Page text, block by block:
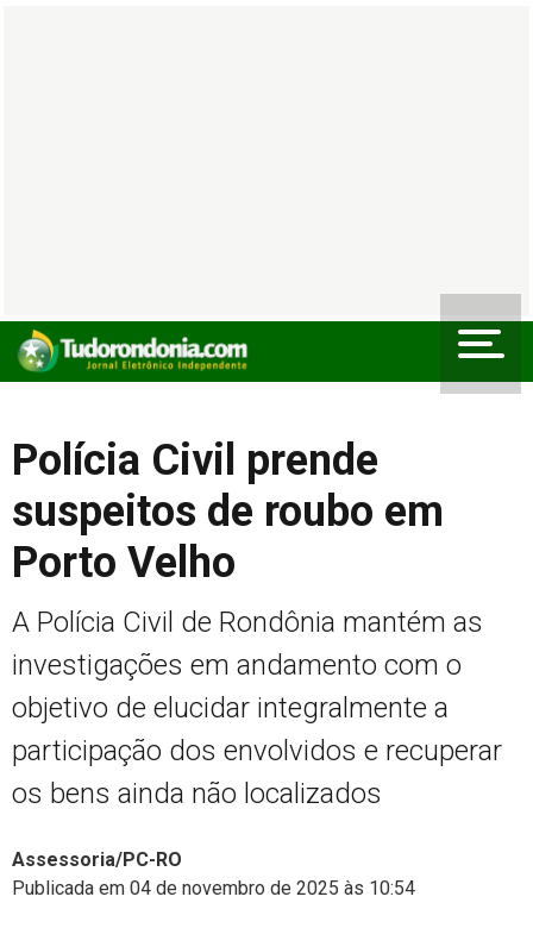
Polícia Civil prende
suspeitos de roubo em
Porto Velho
A Polícia Civil de Rondônia mantém as
investigações em andamento com o
objetivo de elucidar integralmente a
participação dos envolvidos e recuperar
os bens ainda não localizados
Assessoria/PC-RO
Publicada em 04 de novembro de 2025 às 10:54